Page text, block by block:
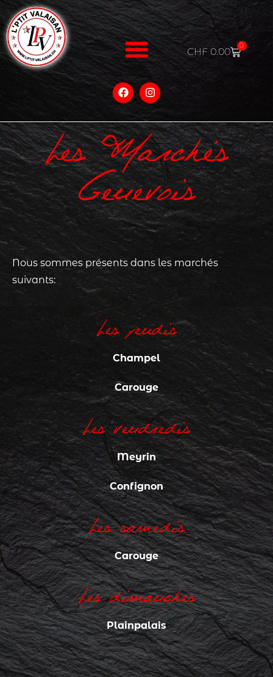
CHF 0.00
0
Les Marchés
Genevois
Nous sommes présents dans les marchés
suivants:
Les jeudis
Champel
Carouge
Les vendredis
Meyrin
Confignon
Les samedis
Carouge
Les dimanches
Plainpalais